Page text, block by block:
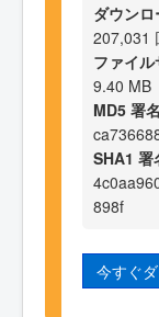
ダウン
207,031
ファイ
9.40 MB
MD5 署名
SHA1 署
898f
今すぐ